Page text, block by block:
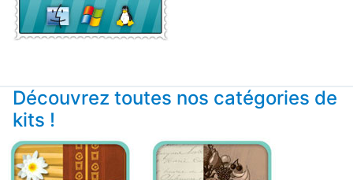
Découvrez toutes nos catégories de
kits !